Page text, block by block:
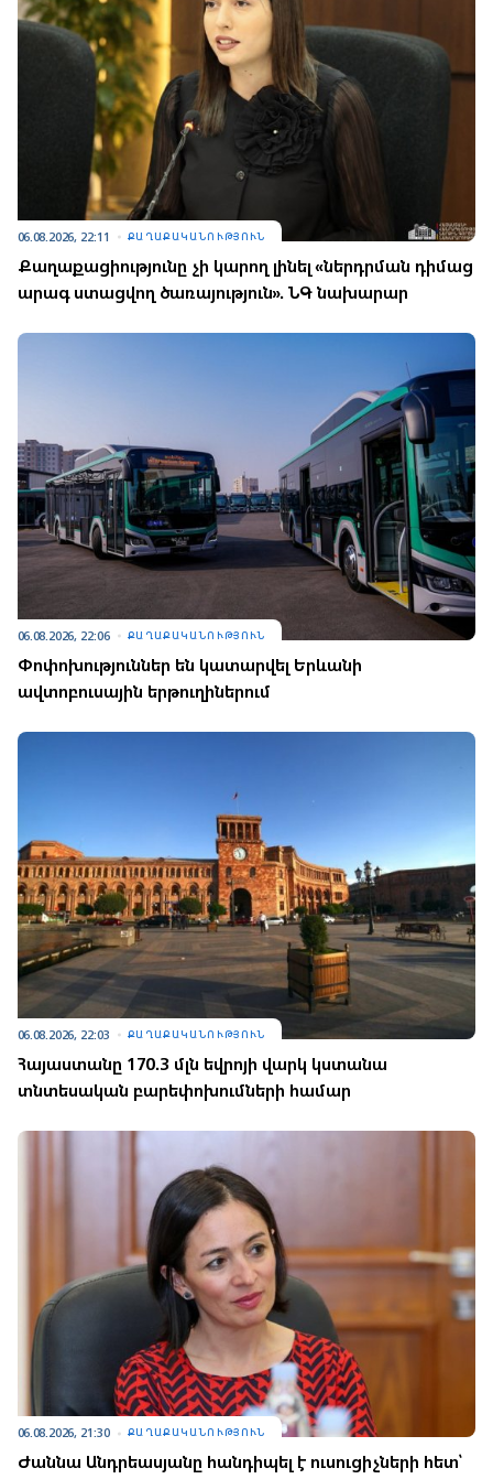
06.08.2026, 22:11 ՔԱՂԱՔԱԿԱՆՈՒԹՅՈՒՆ
Քաղաքացիությունը չի կարող լինել «ներդրման դիմաց
արագ ստացվող ծառայություն». ՆԳ նախարար
06.08.2026, 22:06 ՔԱՂԱՔԱԿԱՆՈՒԹՅՈՒՆ
Փոփոխություններ են կատարվել Երևանի
ավտոբուսային երթուղիներում
06.08.2026, 22:03 ՔԱՂԱՔԱԿԱՆՈՒԹՅՈՒՆ
Հայաստանը 170.3 մլն եվրոյի վարկ կստանա
տնտեսական բարեփոխումների համար
06.08.2026, 21:30 ՔԱՂԱՔԱԿԱՆՈՒԹՅՈՒՆ
Ժաննա Անդրեասյանը հանդիպել է ուսուցիչների հետ՝